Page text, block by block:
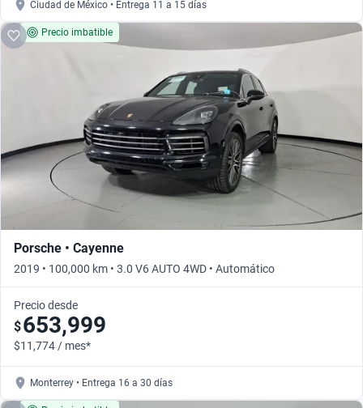
Ciudad de México • Entrega 11 a 15 días
Precio imbatible
Porsche • Cayenne
2019 • 100,000 km • 3.0 V6 AUTO 4WD • Automático
Precio desde
$653,999
$11,774 / mes*
Monterrey • Entrega 16 a 30 días